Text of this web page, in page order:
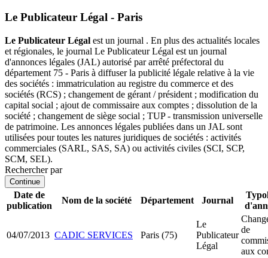
Le Publicateur Légal - Paris
Le Publicateur Légal est un journal . En plus des actualités locales
et régionales, le journal Le Publicateur Légal est un journal
d'annonces légales (JAL) autorisé par arrêté préfectoral du
département 75 - Paris à diffuser la publicité légale relative à la vie
des sociétés : immatriculation au registre du commerce et des
sociétés (RCS) ; changement de gérant / président ; modification du
capital social ; ajout de commissaire aux comptes ; dissolution de la
société ; changement de siège social ; TUP - transmission universelle
de patrimoine. Les annonces légales publiées dans un JAL sont
utilisées pour toutes les natures juridiques de sociétés : activités
commerciales (SARL, SAS, SA) ou activités civiles (SCI, SCP,
SCM, SEL).
Rechercher par
Continue
Date de
publication
Nom de la société Département Journal
04/07/2013 CADIC SERVICES Paris (75)
Le
Publicateur
Légal
de
aux